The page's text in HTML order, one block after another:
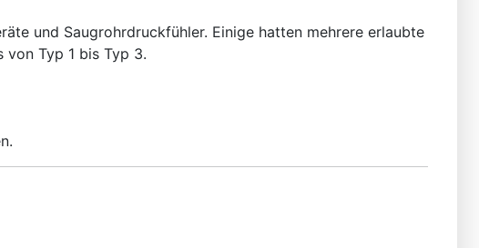
und Saugrohrdruckfühler. Einige hatten mehrere erlaubte
von Typ 1 bis Typ 3.